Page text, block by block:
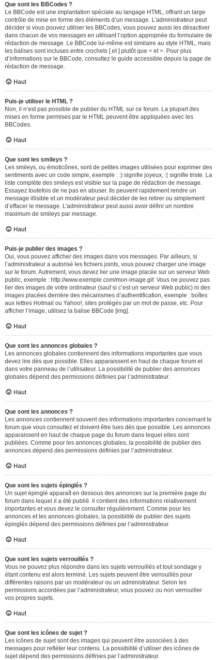
Que sont les BBCodes ?
Le BBCode est une implantation spéciale au langage HTML, offrant un large
contrôle de mise en forme des éléments d’un message. L’administrateur peut
décider si vous pouvez utiliser les BBCodes, vous pouvez aussi les désactiver
dans chacun de vos messages en utilisant l’option appropriée du formulaire de
rédaction de message. Le BBCode lui-même est similaire au style HTML, mais
les balises sont incluses entre crochets [ et ] plutôt que < et >. Pour plus
d’informations sur le BBCode, consultez le guide accessible depuis la page de
rédaction de message.
Haut
Puis-je utiliser le HTML ?
Non, il n’est pas possible de publier du HTML sur ce forum. La plupart des
mises en forme permises par le HTML peuvent être appliquées avec les
BBCodes.
Haut
Que sont les smileys ?
Les smileys, ou émoticônes, sont de petites images utilisées pour exprimer des
sentiments avec un code simple, exemple : :) signifie joyeux, :( signifie triste. La
liste complète des smileys est visible sur la page de rédaction de message.
Essayez toutefois de ne pas en abuser. Ils peuvent rapidement rendre un
message illisible et un modérateur peut décider de les retirer ou simplement
d’effacer le message. L’administrateur peut aussi avoir défini un nombre
maximum de smileys par message.
Haut
Puis-je publier des images ?
Oui, vous pouvez afficher des images dans vos messages. Par ailleurs, si
l’administrateur a autorisé les fichiers joints, vous pouvez charger une image
sur le forum. Autrement, vous devez lier une image placée sur un serveur Web
public, exemple : http://www.exemple.com/mon-image.gif. Vous ne pouvez pas
lier des images de votre ordinateur (sauf si c’est un serveur Web public) ni des
images placées derrière des mécanismes d’authentification, exemple : boîtes
aux lettres Hotmail ou Yahoo!, sites protégés par un mot de passe, etc. Pour
afficher l’image, utilisez la balise BBCode [img].
Haut
Que sont les annonces globales ?
Les annonces globales contiennent des informations importantes que vous
devez lire dès que possible. Elles apparaissent en haut de chaque forum et
dans votre panneau de l’utilisateur. La possibilité de publier des annonces
globales dépend des permissions définies par l’administrateur.
Haut
Que sont les annonces ?
Les annonces contiennent souvent des informations importantes concernant le
forum que vous consultez et doivent être lues dès que possible. Les annonces
apparaissent en haut de chaque page du forum dans lequel elles sont
publiées. Comme pour les annonces globales, la possibilité de publier des
annonces dépend des permissions définies par l’administrateur.
Haut
Que sont les sujets épinglés ?
Un sujet épinglé apparaît en dessous des annonces sur la première page du
forum dans lequel il a été publié. il contient des informations relativement
importantes et vous devez le consulter régulièrement. Comme pour les
annonces et les annonces globales, la possibilité de publier des sujets
épinglés dépend des permissions définies par l’administrateur.
Haut
Que sont les sujets verrouillés ?
Vous ne pouvez plus répondre dans les sujets verrouillés et tout sondage y
étant contenu est alors terminé. Les sujets peuvent être verrouillés pour
différentes raisons par un modérateur ou un administrateur. Selon les
permissions accordées par l’administrateur, vous pouvez ou non verrouiller
vos propres sujets.
Haut
Que sont les icônes de sujet ?
Les icônes de sujet sont des images qui peuvent être associées à des
messages pour refléter leur contenu. La possibilité d’utiliser des icônes de
sujet dépend des permissions définies par l’administrateur.